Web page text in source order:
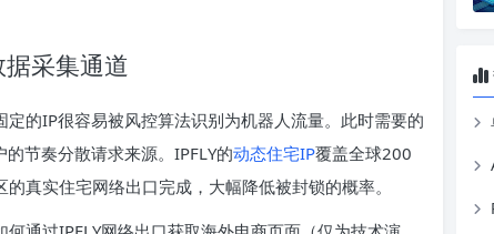
采集通道
的IP很容易被风控算法识别为机器人流量。此时需要的
节奏分散请求来源。IPFLY的动态住宅IP覆盖全球200
真实住宅网络出口完成，大幅降低被封锁的概率。